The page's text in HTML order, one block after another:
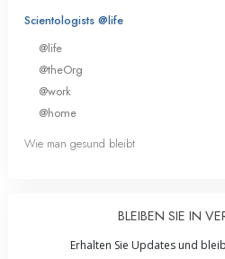
Scientologists @life
@life
@theOrg
@work
@home
Wie man gesund bleibt
BLEIBEN SIE IN
Erhalten Sie Updates und